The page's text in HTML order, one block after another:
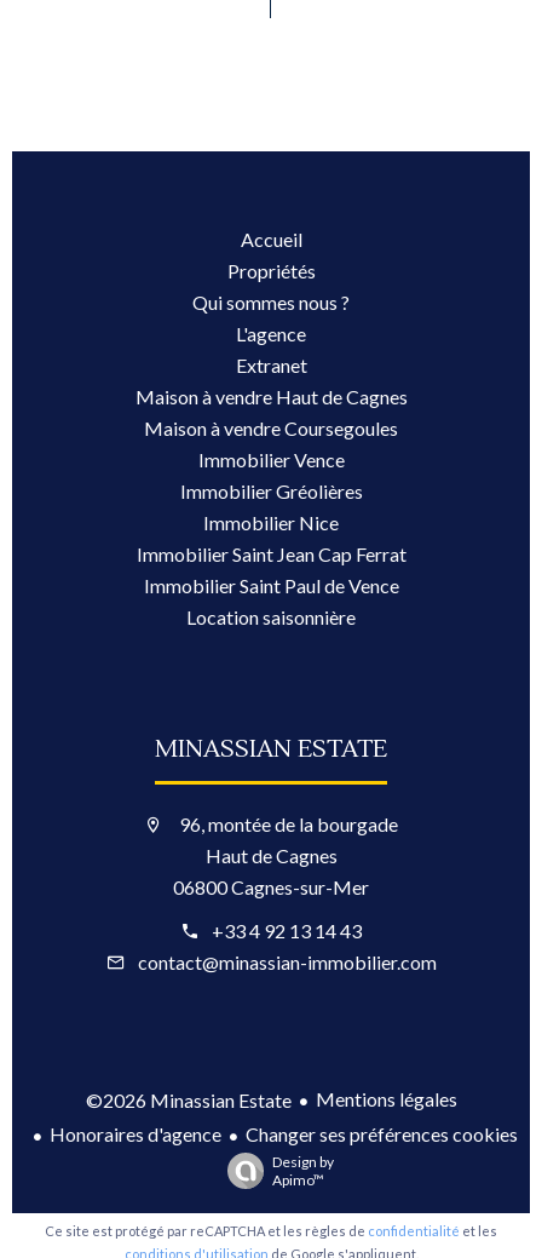
Accueil
Propriétés
Qui sommes nous ?
L'agence
Extranet
Maison à vendre Haut de Cagnes
Maison à vendre Coursegoules
Immobilier Vence
Immobilier Gréolières
Immobilier Nice
Immobilier Saint Jean Cap Ferrat
Immobilier Saint Paul de Vence
Location saisonnière
MINASSIAN ESTATE
96, montée de la bourgade
Haut de Cagnes
06800 Cagnes-sur-Mer
+33 4 92 13 14 43
contact@minassian-immobilier.com
©2026 Minassian Estate
Mentions légales
Honoraires d'agence
Changer ses préférences cookies
Design by
Apimo™
Ce site est protégé par reCAPTCHA et les règles de confidentialité et les
conditions d'utilisation de Google s'appliquent.